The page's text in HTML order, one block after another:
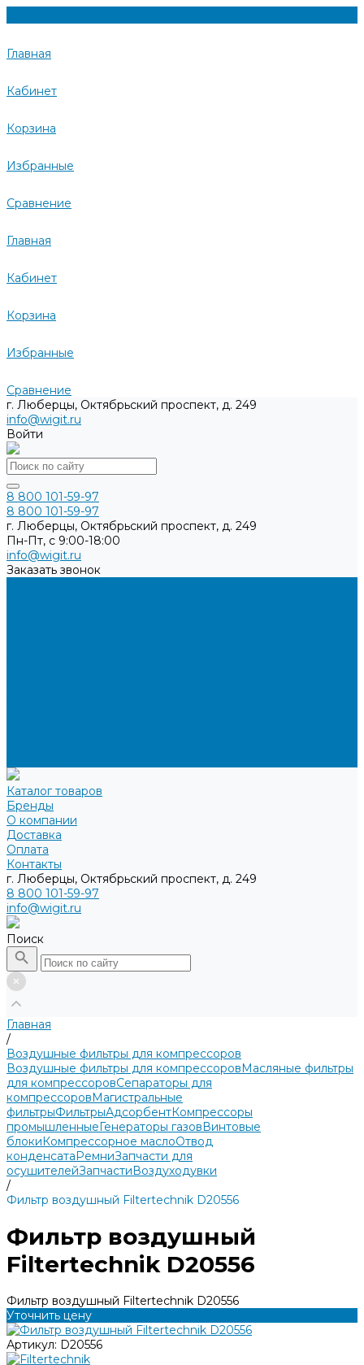
Главная
Кабинет
Корзина
Избранные
Сравнение
Главная
Кабинет
Корзина
Избранные
Сравнение
г. Люберцы, Октябрьский проспект, д. 249
info@wigit.ru
Войти
8 800 101-59-97
8 800 101-59-97
г. Люберцы, Октябрьский проспект, д. 249
Пн-Пт, с 9:00-18:00
info@wigit.ru
Заказать звонок
Каталог товаров
Бренды
О компании
Доставка
Оплата
Контакты
г. Люберцы, Октябрьский проспект, д. 249
8 800 101-59-97
info@wigit.ru
Поиск
Главная
/
Воздушные фильтры для компрессоров
Воздушные фильтры для компрессоровМасляные фильтры
для компрессоровСепараторы для
компрессоровМагистральные
фильтрыФильтрыАдсорбентКомпрессоры
промышленныеГенераторы газовВинтовые
блокиКомпрессорное маслоОтвод
конденсатаРемниЗапчасти для
осушителейЗапчастиВоздуходувки
/
Фильтр воздушный Filtertechnik D20556
Фильтр воздушный
Filtertechnik D20556
Фильтр воздушный Filtertechnik D20556
Уточнить цену
Артикул: D20556